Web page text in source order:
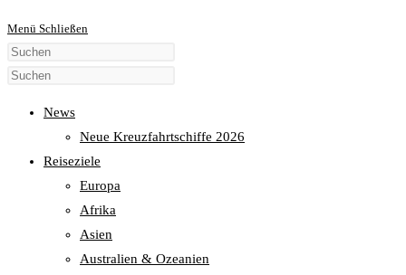
Menü Schließen
Diese
Website
News
Neue Kreuzfahrtschiffe 2026
Reiseziele
Europa
Afrika
Asien
Australien & Ozeanien